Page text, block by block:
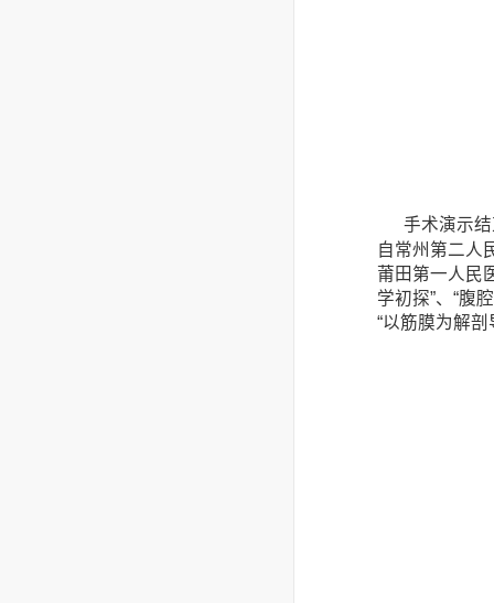
手术演示
自常州第二人
莆田第一人民
学初探”、“腹
“以筋膜为解